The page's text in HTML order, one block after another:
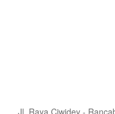
Jl. Raya Ciwidey -